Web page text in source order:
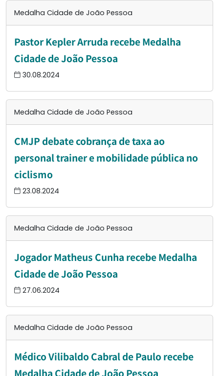
Medalha Cidade de João Pessoa
Pastor Kepler Arruda recebe Medalha
Cidade de João Pessoa
30.08.2024
Medalha Cidade de João Pessoa
CMJP debate cobrança de taxa ao
personal trainer e mobilidade pública no
ciclismo
23.08.2024
Medalha Cidade de João Pessoa
Jogador Matheus Cunha recebe Medalha
Cidade de João Pessoa
27.06.2024
Medalha Cidade de João Pessoa
Médico Vilibaldo Cabral de Paulo recebe
Medalha Cidade de João Pessoa